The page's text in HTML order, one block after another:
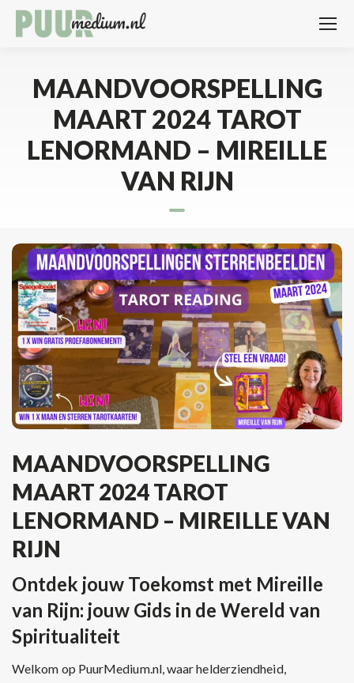
MAANDVOORSPELLING
MAART 2024 TAROT
LENORMAND – MIREILLE
VAN RIJN
MAANDVOORSPELLING
MAART 2024 TAROT
LENORMAND – MIREILLE VAN
RIJN
Ontdek jouw Toekomst met Mireille
van Rijn: jouw Gids in de Wereld van
Spiritualiteit
Welkom op PuurMedium.nl, waar helderziendheid,